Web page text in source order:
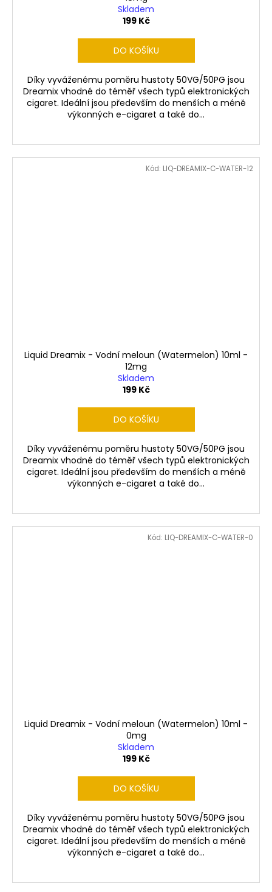
Skladem
199 Kč
DO KOŠÍKU
Díky vyváženému poměru hustoty 50VG/50PG jsou
Dreamix vhodné do téměř všech typů elektronických
cigaret. Ideální jsou především do menších a méně
výkonných e-cigaret a také do...
Liquid Dreamix - Vodní meloun (Watermelon) 10ml -
12mg
Skladem
199 Kč
DO KOŠÍKU
Díky vyváženému poměru hustoty 50VG/50PG jsou
Dreamix vhodné do téměř všech typů elektronických
cigaret. Ideální jsou především do menších a méně
výkonných e-cigaret a také do...
Kód: LIQ-DREAMIX-C-WATER-12
Liquid Dreamix - Vodní meloun (Watermelon) 10ml -
0mg
Skladem
199 Kč
DO KOŠÍKU
Díky vyváženému poměru hustoty 50VG/50PG jsou
Dreamix vhodné do téměř všech typů elektronických
cigaret. Ideální jsou především do menších a méně
výkonných e-cigaret a také do...
Kód: LIQ-DREAMIX-C-WATER-0